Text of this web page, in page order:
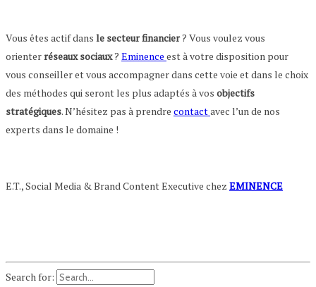
Vous êtes actif dans le secteur financier? Vous voulez vous
orienterréseaux sociaux? Eminence est à votre disposition pour
vous conseiller et vous accompagner dans cette voie et dans le choix
des méthodes qui seront les plus adaptés à vos objectifs
stratégiques. N’hésitez pas à prendre contactavec l’un de nos
experts dans le domaine !
E.T., Social Media & Brand Content Executive chez EMINENCE
Search for: